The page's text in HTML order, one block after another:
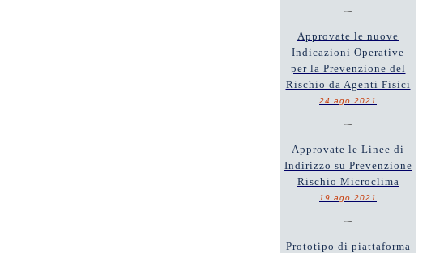
~
Approvate le nuove
Indicazioni Operative
per la Prevenzione del
Rischio da Agenti Fisici
24 ago 2021
~
Approvate le Linee di
Indirizzo su Prevenzione
Rischio Microclima
19 ago 2021
~
Prototipo di piattaforma